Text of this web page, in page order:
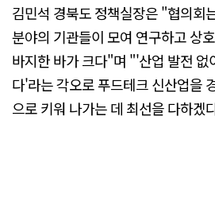
김민석 경북도 정책실장은 "협의회
분야의 기관들이 모여 연구하고 상
바지한 바가 크다"며 "'산업 발전 없
다'라는 각오로 푸드테크 신산업을
으로 키워 나가는 데 최선을 다하겠